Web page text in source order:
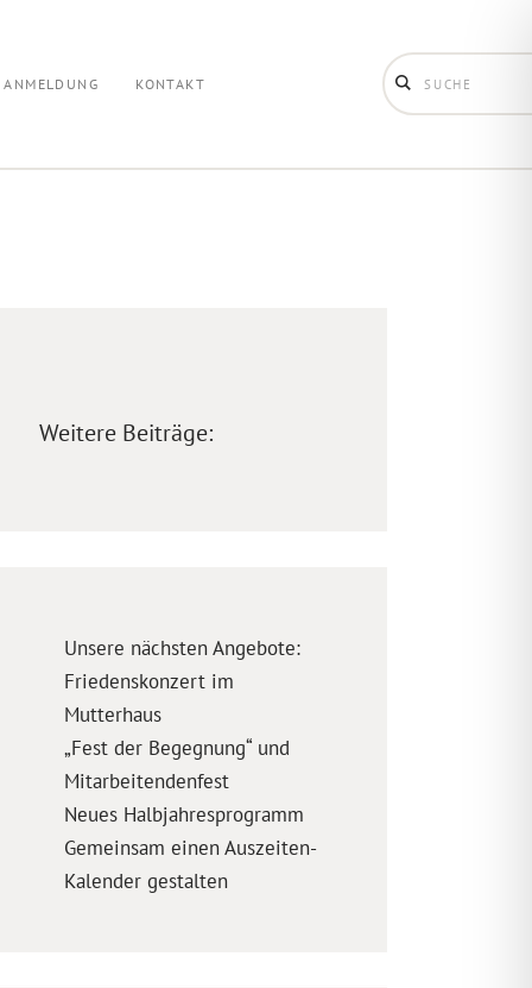
ANMELDUNG KONTAKT
Weitere Beiträge:
Unsere nächsten Angebote:
Friedenskonzert im
Mutterhaus
„Fest der Begegnung“ und
Mitarbeitendenfest
Neues Halbjahresprogramm
Gemeinsam einen Auszeiten-
Kalender gestalten